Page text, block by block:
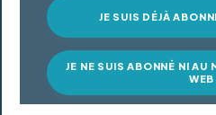
JE SUIS DÉJÀ
JE NE SUIS ABONNÉ NI AU
WEB